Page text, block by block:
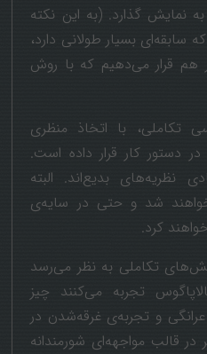
نمایش گذارد. (به این نکته
سابقه‌ای بسیار طولانی دارد،
هم قرار می‌دهیم که با روش
تکاملی، با اتخاذ منظری
دستور کار قرار داده است.
نظریه‌های بدیع‌اند. البته
شد و حتی در سایه‌ی
کرد.
تکاملی به نظر می‌رسد
تجربه می‌کنند چیز
و تجربه‌ی غرقه‌شدن در
قالب مواجهه‌ای شورمندانه